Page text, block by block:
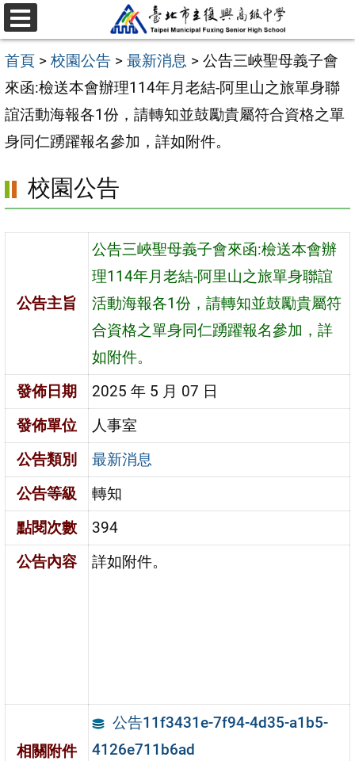
跳
至
主
要
內
容
選
單
首頁 > 校園公告 > 最新消息 > 公告三峽聖母義子會
來函:檢送本會辦理114年月老結-阿里山之旅單身聯
誼活動海報各1份，請轉知並鼓勵貴屬符合資格之單
身同仁踴躍報名參加，詳如附件。
校園公告
公告主旨
公告三峽聖母義子會來函:檢送本會辦
理114年月老結-阿里山之旅單身聯誼
活動海報各1份，請轉知並鼓勵貴屬符
合資格之單身同仁踴躍報名參加，詳
如附件。
發佈日期
2025 年 5 月 07 日
發佈單位
人事室
公告類別
最新消息
公告等級
轉知
點閱次數
394
公告內容
詳如附件。
相關附件
公告11f3431e-7f94-4d35-a1b5-
4126e711b6ad